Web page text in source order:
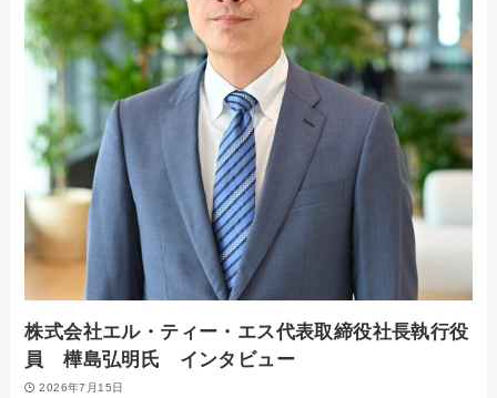
株式会社エル・ティー・エス代表取締役社長執行役
員 樺島弘明氏 インタビュー
2026年7月15日